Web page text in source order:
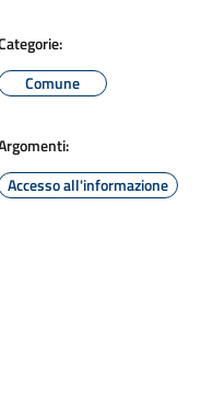
Comune
Accesso all'informazione